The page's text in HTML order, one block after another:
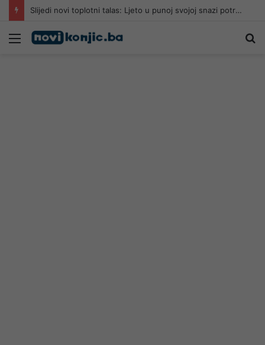
Slijedi novi toplotni talas: Ljeto u punoj svojoj snazi potrajat će do…
Meni